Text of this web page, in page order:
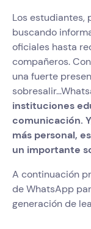
Los estudiantes,
buscando
oficiales hasta
compañeros.
una fuerte
instituciones
comunicación.
más personal,
un importante
A continuación
de WhatsApp
generación de